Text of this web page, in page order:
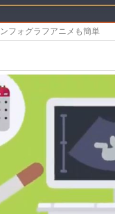
フォグラフアニメも簡単